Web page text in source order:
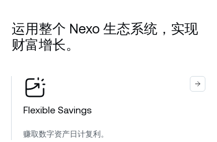
运用整个 Nexo 生态系统，实现
财富增长。
Flexible Savings
赚取数字资产日计复利。